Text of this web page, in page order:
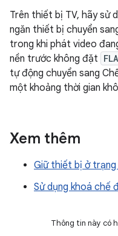
Trên thiết bị TV, hãy sử
ngăn thiết bị chuyển
trong khi phát video
nền trước không đặt
tự động chuyển sang
một khoảng thời gian
Xem thêm
Giữ thiết bị ở
Sử dụng khoá chế
Thông tin này có